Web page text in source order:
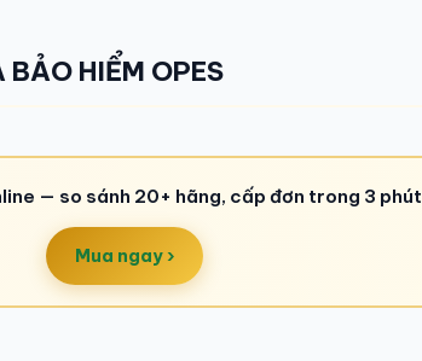
HIỂM OPES
— so sánh 20+ hãng, cấp đơn trong 3 phút
Mua ngay ›